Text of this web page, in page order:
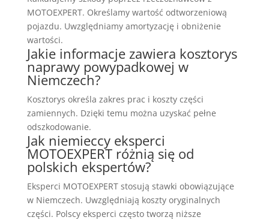
MOTOEXPERT. Określamy wartość odtworzeniową
pojazdu. Uwzględniamy amortyzację i obniżenie
wartości.
Jakie informacje zawiera kosztorys
naprawy powypadkowej w
Niemczech?
Kosztorys określa zakres prac i koszty części
zamiennych. Dzięki temu można uzyskać pełne
odszkodowanie.
Jak niemieccy eksperci
MOTOEXPERT różnią się od
polskich ekspertów?
Eksperci MOTOEXPERT stosują stawki obowiązujące
w Niemczech. Uwzględniają koszty oryginalnych
części. Polscy eksperci często tworzą niższe